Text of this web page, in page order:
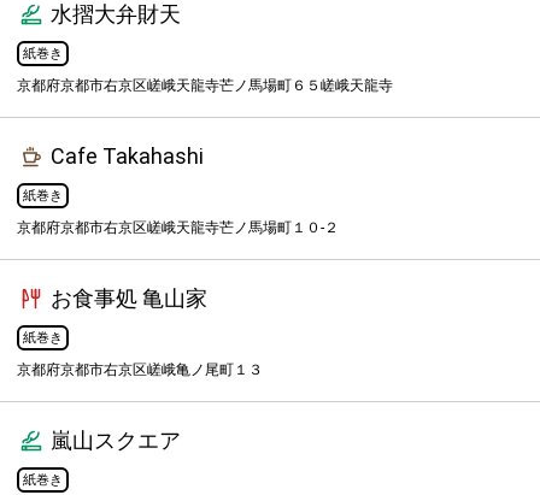
水摺大弁財天
紙巻き
京都府京都市右京区嵯峨天龍寺芒ノ馬場町６５嵯峨天龍寺
Cafe Takahashi
紙巻き
京都府京都市右京区嵯峨天龍寺芒ノ馬場町１０-２
お食事処 亀山家
紙巻き
京都府京都市右京区嵯峨亀ノ尾町１３
嵐山スクエア
紙巻き